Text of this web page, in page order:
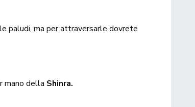
paludi, ma per attraversarle dovrete
mano della Shinra.